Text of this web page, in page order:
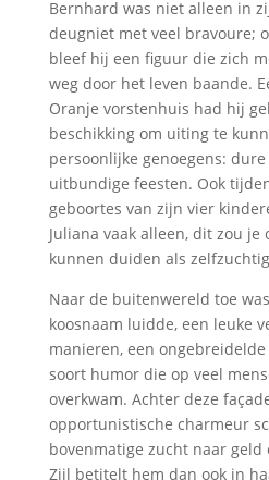
Bernhard was niet alleen in
deugniet met veel bravoure;
bleef hij een figuur die zich
weg door het leven baande.
Oranje vorstenhuis had hij
beschikking om uiting te
persoonlijke genoegens: dure
uitbundige feesten. Ook
geboortes van zijn vier
Juliana vaak alleen, dit zou
kunnen duiden als
Naar de buitenwereld toe
koosnaam luidde, een leuke
manieren, een
soort humor die op veel
overkwam. Achter deze
opportunistische charmeur
bovenmatige zucht naar
Zijl betitelt hem dan ook in